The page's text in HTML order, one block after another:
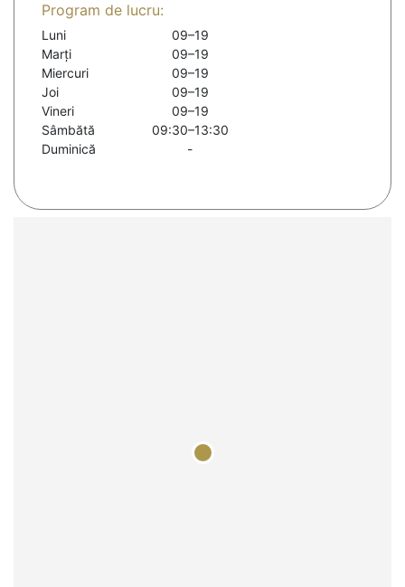
Program de lucru:
Luni
09–19
Marți
09–19
Miercuri
09–19
Joi
09–19
Vineri
09–19
Sâmbătă
09:30–13:30
Duminică
-